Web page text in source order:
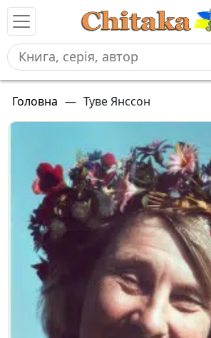
Головна — Туве Янссон